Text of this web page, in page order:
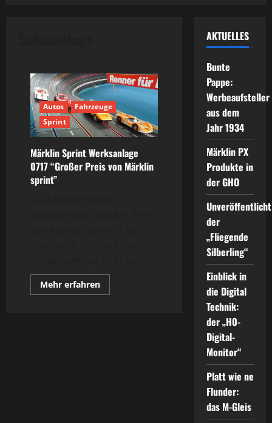
Autos
Fahrzeuge
Sprint
Märklin Sprint Werksanlage
0717 “Großer Preis von Märklin
sprint”
Mehr erfahrenMehr
Informationen
AKTUELLES
Bunte
Pappe:
Werbeaufsteller
aus dem
Jahr 1934
Märklin PX
Produkte in
der GHO
der
„Fliegende
Silberling“
Einblick in
die Digital
Technik:
der „H0-
Digital-
Monitor“
Platt wie ne
Flunder:
das M-Gleis